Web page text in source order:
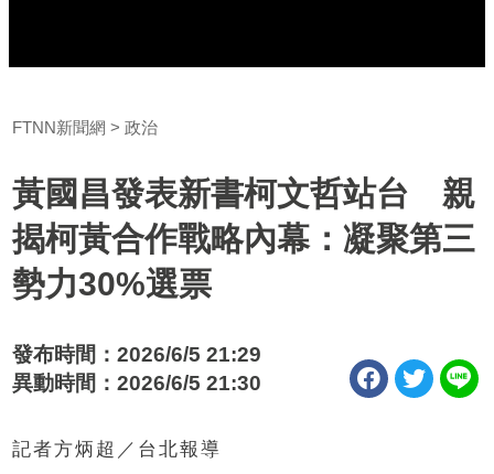
FTNN新聞網 政治
黃國昌發表新書柯文哲站台 親
揭柯黃合作戰略內幕：凝聚第三
勢力30%選票
發布時間：2026/6/5 21:29
異動時間：2026/6/5 21:30
記者方炳超／台北報導